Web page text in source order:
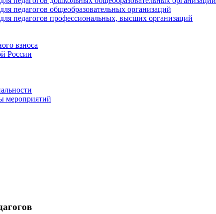
педагогов общеобразовательных организаций
педагогов профессиональных, высших организаций
взноса
России
мероприятий